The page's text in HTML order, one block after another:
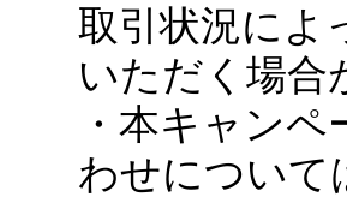
取引状況によ
いただく場合
・本キャン
わせについて